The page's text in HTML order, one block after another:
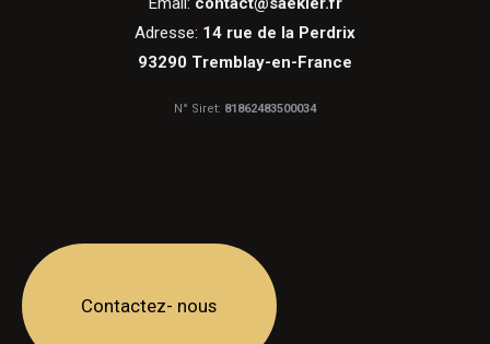
Adresse: 14 rue de la Perdrix
93290 Tremblay-en-France
N° Siret: 81862483500034
Contactez- nous